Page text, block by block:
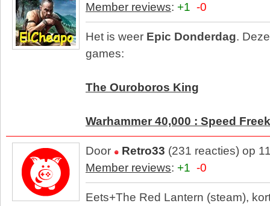
Member reviews: +1 -0
Het is weer Epic Donderdag.
games:
The Ouroboros King
Warhammer 40,000 : Speed
Door Retro33 (231 reacties) op
Member reviews: +1 -0
Eets+The Red Lantern (steam),